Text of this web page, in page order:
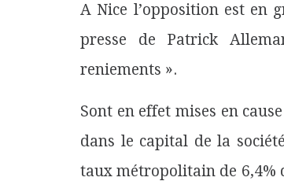
A Nice l’opposition est en
presse de Patrick
reniements ».
Sont en effet mises en
dans le capital de la
taux métropolitain de 6,4%